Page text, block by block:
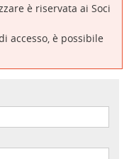
è riservata ai Soci
accesso, è possibile